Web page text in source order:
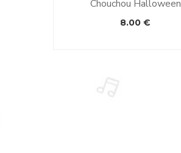
Chouchou Halloween
8.00 €